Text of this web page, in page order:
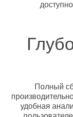
Полный
удобная